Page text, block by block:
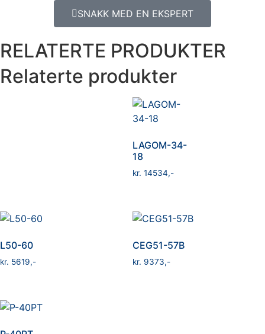
SNAKK MED EN EKSPERT
RELATERTE PRODUKTER
Relaterte produkter
LAGOM-34-
18
kr 14534
L50-60
kr 5619
CEG51-57B
kr 9373